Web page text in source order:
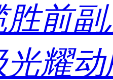
前
光耀